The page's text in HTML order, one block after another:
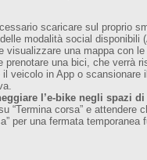
scaricare sul proprio
modalità social disponibili
visualizzare una mappa con
prenotare una bici, che verrà
veicolo in App o
l’e-bike negli spazi
“Termina corsa” e
per una fermata